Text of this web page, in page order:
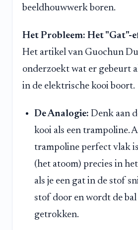
beeldhouwwerk boren.
Het Probleem: Het "Gat"-
Het artikel van Guochun Du
onderzoekt wat er gebeurt
in de elektrische kooi boort.
De Analogie: Denk aan
kooi als een trampoline.
trampoline perfect vlak
(het atoom) precies in
als je een gat in de stof
stof door en wordt de
getrokken.